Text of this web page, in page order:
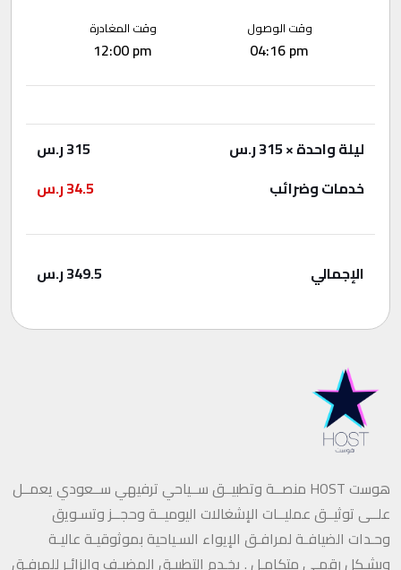
وقت الوصول
04:16 pm
وقت المغادرة
12:00 pm
ليلة واحدة× 315 ر.س 315ر.س
خدمات وضرائب
34.5ر.س
الإجمالي 349.5ر.س
هوست HOST منصــة وتطبيــق ســياحي ترفيهي ســعودي يعمــل
علــى توثيــق عمليــات الإشغالات اليوميــة وحجــز وتسـويق
وحـدات الضيافـة لمرافـق الإيواء السـياحية بموثوقيـة عاليـة
وبشـكل رقمـي متكامـل . يخـدم التطبيـق المضيـف والزائـر للمرفـق